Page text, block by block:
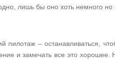
лишь бы оно хоть немного
пилотаж – останавливаться,
и замечать все это